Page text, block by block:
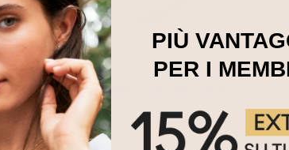
Collana in Argento con più Nomi
PIÙ
PER I